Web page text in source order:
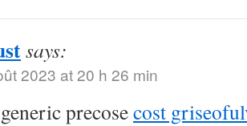
says:
2023 at 20 h 26 min
precosecost